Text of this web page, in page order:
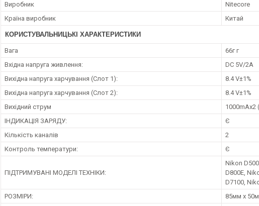
Виробник
Nitecore
Країна виробник
Китай
КОРИСТУВАЛЬНИЦЬКІ ХАРАКТЕРИСТИКИ
Вага
66г г
Вхідна напруга живлення:
DC 5V/2A
Вихідна напруга харчування (Слот 1):
8.4 V±1%
Вихідна напруга харчування (Слот 2):
8.4 V±1%
Вихідний струм
1000mAx2
ІНДИКАЦІЯ ЗАРЯДУ:
Є
Кількість каналів
2
Контроль температури:
Є
ПІДТРИМУВАНІ МОДЕЛІ ТЕХНІКИ:
Nikon
D800E,
D7100,
РОЗМІРИ:
85мм х